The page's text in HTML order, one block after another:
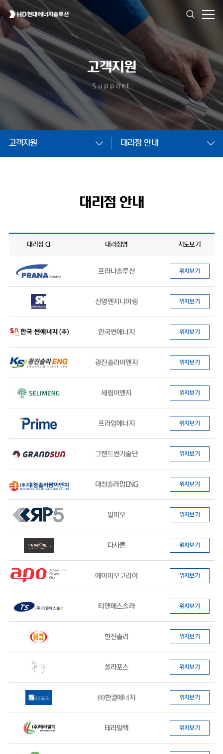
고객지원
Support
고객지원 대리점 안내
대리점 안내
대리점 CI 대리점명 지도보기
프라나솔루션 위치보기
신명엔지니어링 위치보기
한국썬에너지 위치보기
광진솔라이엔지 위치보기
세림이엔지 위치보기
프라임에너지 위치보기
그랜드썬기술단 위치보기
대청솔라팜ENG 위치보기
알피오 위치보기
다사론 위치보기
에이피오코리아 위치보기
티앤에스솔라 위치보기
한진솔라 위치보기
쏠라포스 위치보기
㈜한결에너지 위치보기
테라일렉 위치보기